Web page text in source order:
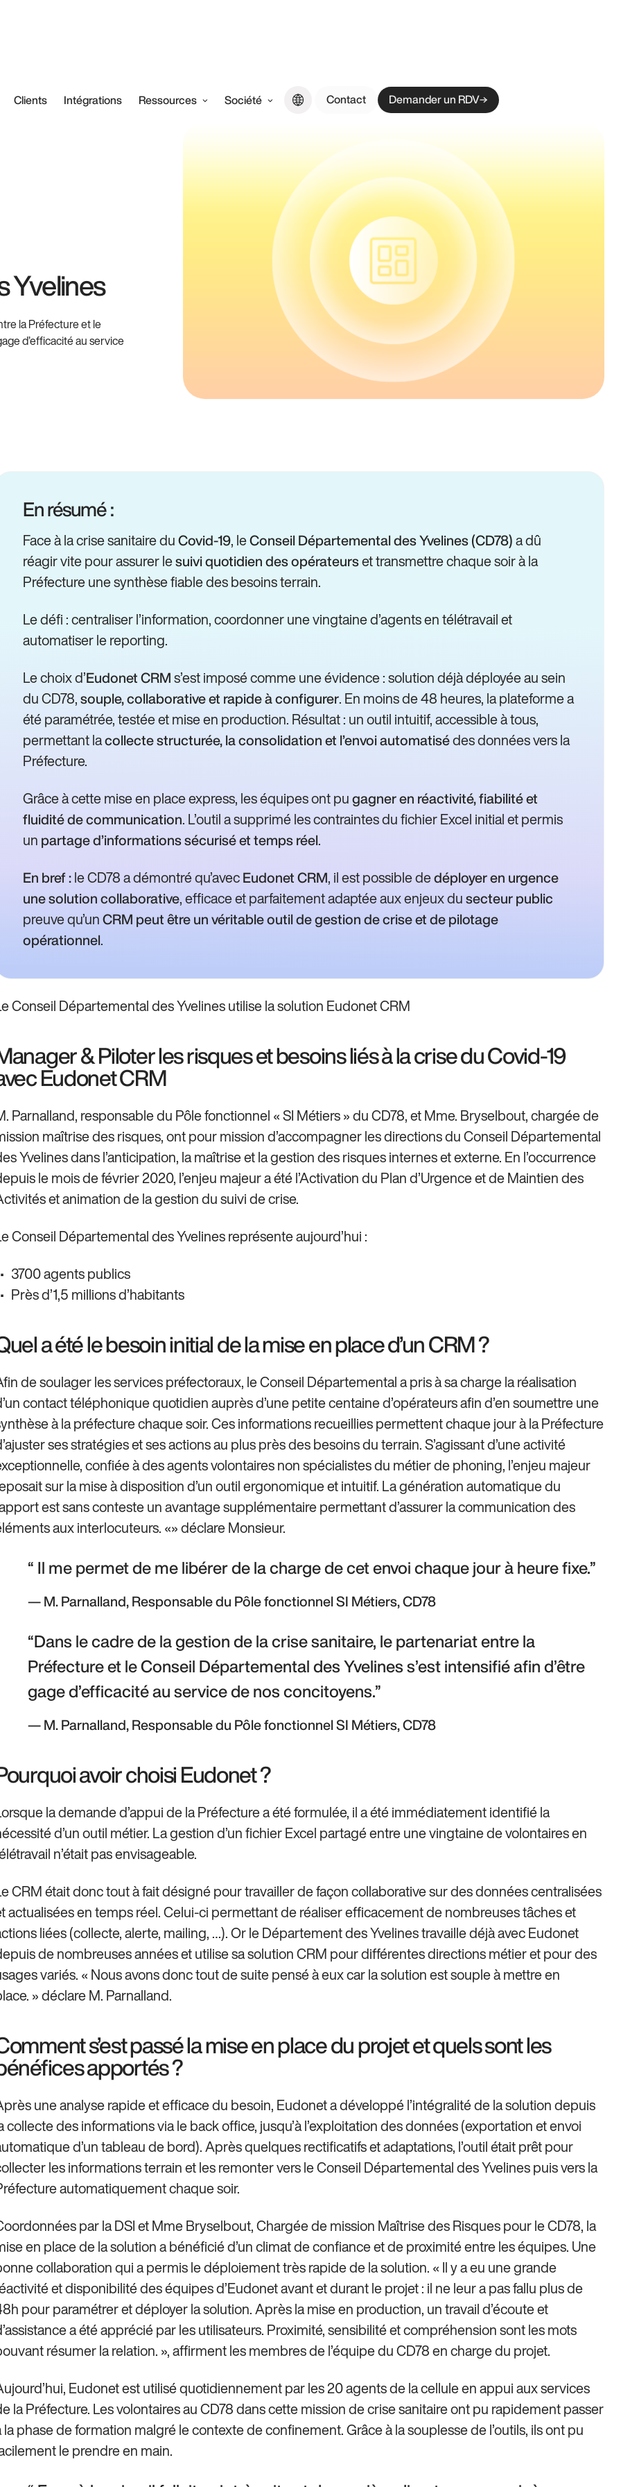
Clients Intégrations Ressources Société Contact Demander un RDV
Yvelines
la Préfecture et le
d’efficacité au service
En résumé :
Face à la crise sanitaire du Covid-19, leConseil Départemental des Yvelines (CD78) a dû
réagir vite pour assurer lesuivi quotidien des opérateurset transmettre chaque soir à la
Préfecture une synthèse fiable des besoins terrain.
Le défi : centraliser l’information, coordonner une vingtaine d’agents en télétravail et
automatiser le reporting.
Le choix d’Eudonet CRM s’est imposé comme une évidence : solution déjà déployée au sein
du CD78, souple, collaborative et rapide à configurer. En moins de 48 heures, la plateforme a
été paramétrée, testée et mise en production. Résultat : un outil intuitif, accessible à tous,
permettant lacollecte structurée, la consolidation et l’envoi automatisédes données vers la
Préfecture.
Grâce à cette mise en place express, les équipes ont pu gagner en réactivité, fiabilité et
fluidité de communication. L’outil a supprimé les contraintes du fichier Excel initial et permis
un partage d’informations sécurisé et temps réel.
En bref : le CD78 a démontré qu’avec Eudonet CRM, il est possible dedéployer en urgence
une solution collaborative, efficace et parfaitement adaptée aux enjeux du secteur public
preuve qu’un CRM peut être un véritable outil de gestion de crise et de pilotage
opérationnel.
Conseil Départemental des Yvelines utilise la solution Eudonet CRM
& Piloter les risques et besoins liés à la crise du Covid-19
Eudonet CRM
Parnalland, responsable du Pôle fonctionnel « SI Métiers » du CD78, et Mme. Bryselbout, chargée de
maîtrise des risques, ont pour mission d’accompagner les directions du Conseil Départemental
Yvelines dans l’anticipation, la maîtrise et la gestion des risques internes et externe. En l’occurrence
le mois de février 2020, l’enjeu majeur a été l’Activation du Plan d’Urgence et de Maintien des
et animation de la gestion du suivi de crise.
Conseil Départemental des Yvelines représente aujourd’hui :
3700 agents publics
Près d’1,5 millions d’habitants
a été le besoin initial de la mise en place d’un CRM ?
de soulager les services préfectoraux, le Conseil Départemental a pris à sa charge la réalisation
contact téléphonique quotidien auprès d’une petite centaine d’opérateurs afin d’en soumettre une
à la préfecture chaque soir. Ces informations recueillies permettent chaque jour à la Préfecture
ses stratégies et ses actions au plus près des besoins du terrain. S’agissant d’une activité
confiée à des agents volontaires non spécialistes du métier de phoning, l’enjeu majeur
sur la mise à disposition d’un outil ergonomique et intuitif. La génération automatique du
est sans conteste un avantage supplémentaire permettant d’assurer la communication des
aux interlocuteurs. «» déclare Monsieur.
Il me permet de me libérer de la charge de cet envoi chaque jour à heure fixe.
M. Parnalland, Responsable du Pôle fonctionnel SI Métiers, CD78
Dans le cadre de la gestion de la crise sanitaire, le partenariat entre la
Préfecture et le Conseil Départemental des Yvelines s’est intensifié afin d’être
gage d’efficacité au service de nos concitoyens.
M. Parnalland, Responsable du Pôle fonctionnel SI Métiers, CD78
avoir choisi Eudonet ?
la demande d’appui de la Préfecture a été formulée, il a été immédiatement identifié la
d’un outil métier. La gestion d’un fichier Excel partagé entre une vingtaine de volontaires en
n’était pas envisageable.
CRM était donc tout à fait désigné pour travailler de façon collaborative sur des données centralisées
actualisées en temps réel. Celui-ci permettant de réaliser efficacement de nombreuses tâches et
liées (collecte, alerte, mailing, …). Or le Département des Yvelines travaille déjà avec Eudonet
de nombreuses années et utilise sa solution CRM pour différentes directions métier et pour des
variés. « Nous avons donc tout de suite pensé à eux car la solution est souple à mettre en
» déclare M. Parnalland.
s’est passé la mise en place du projet et quels sont les
apportés ?
une analyse rapide et efficace du besoin, Eudonet a développé l’intégralité de la solution depuis
collecte des informations via le back office, jusqu’à l’exploitation des données (exportation et envoi
d’un tableau de bord). Après quelques rectificatifs et adaptations, l’outil était prêt pour
les informations terrain et les remonter vers le Conseil Départemental des Yvelines puis vers la
automatiquement chaque soir.
par la DSI et Mme Bryselbout, Chargée de mission Maîtrise des Risques pour le CD78, la
en place de la solution a bénéficié d’un climat de confiance et de proximité entre les équipes. Une
collaboration qui a permis le déploiement très rapide de la solution. « Il y a eu une grande
et disponibilité des équipes d’Eudonet avant et durant le projet : il ne leur a pas fallu plus de
pour paramétrer et déployer la solution. Après la mise en production, un travail d’écoute et
a été apprécié par les utilisateurs. Proximité, sensibilité et compréhension sont les mots
résumer la relation. », affirment les membres de l’équipe du CD78 en charge du projet.
Eudonet est utilisé quotidiennement par les 20 agents de la cellule en appui aux services
la Préfecture. Les volontaires au CD78 dans cette mission de crise sanitaire ont pu rapidement passer
la phase de formation malgré le contexte de confinement. Grâce à la souplesse de l’outils, ils ont pu
le prendre en main.